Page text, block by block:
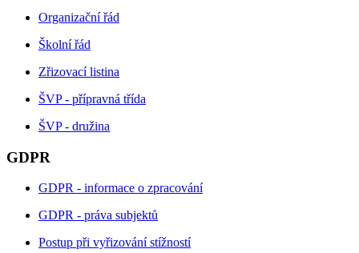
Organizační řád
Školní řád
Zřizovací listina
ŠVP - přípravná třída
ŠVP - družina
GDPR
GDPR - informace o zpracování
GDPR - práva subjektů
Postup při vyřizování stížností